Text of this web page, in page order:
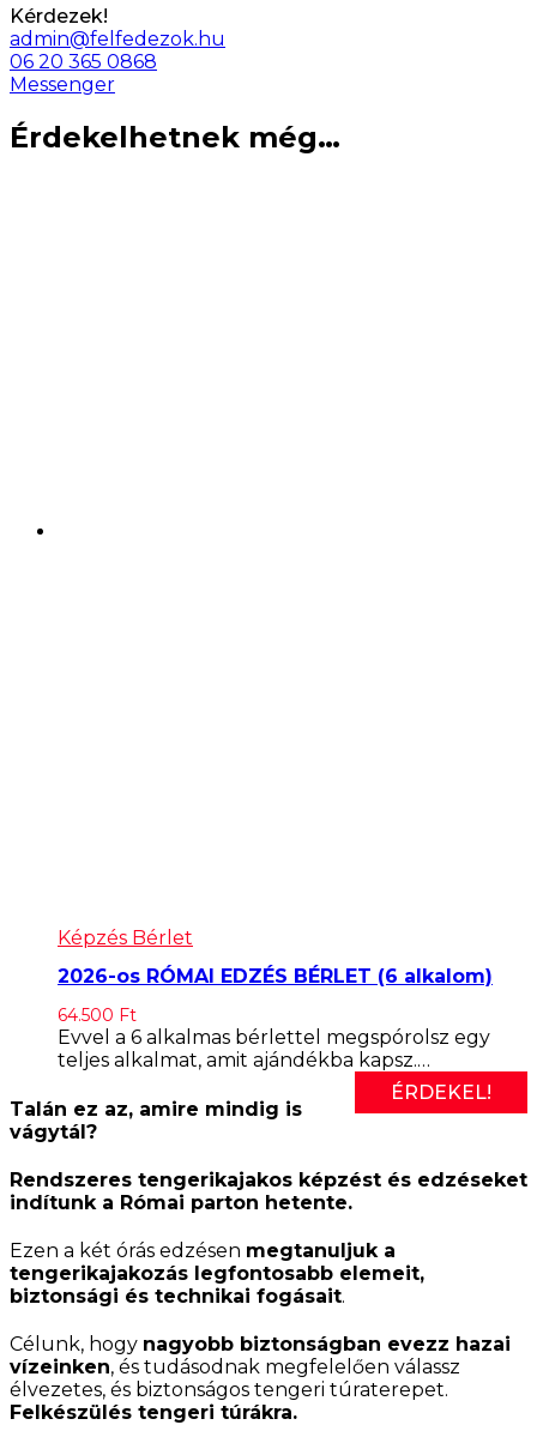
Kérdezek!
admin@felfedezok.hu
06 20 365 0868
Messenger
Érdekelhetnek még…
Képzés Bérlet
2026-os RÓMAI EDZÉS BÉRLET (6 alkalom)
64.500 Ft
Evvel a 6 alkalmas bérlettel megspórolsz egy
teljes alkalmat, amit ajándékba kapsz.…
ÉRDEKEL!
Talán ez az, amire mindig is
vágytál?
Rendszeres tengerikajakos képzést és edzéseket
indítunk a Római parton hetente.
Ezen a két órás edzésen megtanuljuk a
tengerikajakozás legfontosabb elemeit,
biztonsági és technikai fogásait.
Célunk, hogy nagyobb biztonságban evezz hazai
vízeinken, és tudásodnak megfelelően válassz
élvezetes, és biztonságos tengeri túraterepet.
Felkészülés tengeri túrákra.